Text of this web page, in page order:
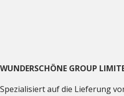
WUNDERSCHÖNE GROUP
Spezialisiert auf die Lieferung